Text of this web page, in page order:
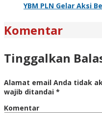
YBM PLN Gelar Aksi
Komentar
Tinggalkan
Alamat email Anda tidak
wajib ditandai *
Komentar